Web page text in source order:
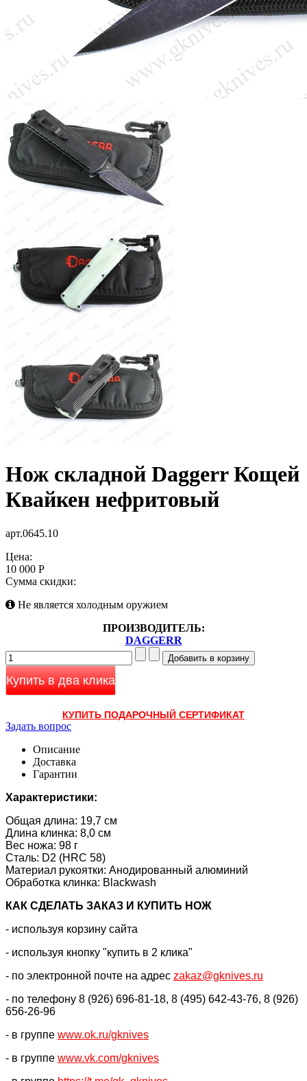
Нож складной Daggerr Кощей
Квайкен нефритовый
арт.0645.10
Цена:
10 000 Р
Сумма скидки:
Не является холодным оружием
ПРОИЗВОДИТЕЛЬ:
DAGGERR
Купить в два клика
КУПИТЬ ПОДАРОЧНЫЙ СЕРТИФИКАТ
Задать вопрос
Описание
Доставка
Гарантии
Характеристики:
Общая длина: 19,7 см
Длина клинка: 8,0 см
Вес ножа: 98 г
Сталь: D2 (HRC 58)
Материал рукоятки: Анодированный алюминий
Обработка клинка: Blackwash
КАК CДЕЛАТЬ ЗАКАЗ И КУПИТЬ НОЖ
- используя корзину сайта
- используя кнопку "купить в 2 клика"
- по электронной почте на адрес zakaz@gknives.ru
- по телефону 8 (926) 696-81-18, 8 (495) 642-43-76, 8 (926)
656-26-96
- в группе www.ok.ru/gknives
- в группе www.vk.com/gknives